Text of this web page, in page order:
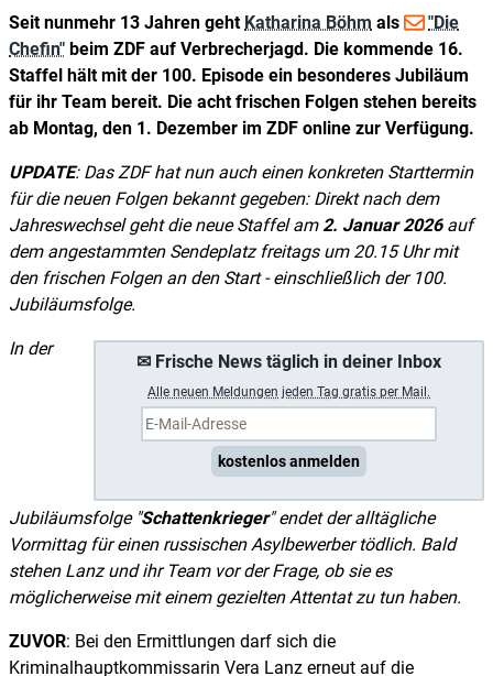
Seit nunmehr 13 Jahren geht Katharina Böhm als
"Die
Chefin" beim ZDF auf Verbrecherjagd. Die kommende 16.
Staffel hält mit der 100. Episode ein besonderes Jubiläum
für ihr Team bereit. Die acht frischen Folgen stehen bereits
ab Montag, den 1. Dezember im ZDF online zur Verfügung.
UPDATE: Das ZDF hat nun auch einen konkreten Starttermin
für die neuen Folgen bekannt gegeben: Direkt nach dem
Jahreswechsel geht die neue Staffel am 2. Januar 2026auf
dem angestammten Sendeplatz freitags um 20.15 Uhr mit
den frischen Folgen an den Start - einschließlich der 100.
Jubiläumsfolge.
✉ Frische News täglich in deiner Inbox
Alle neuen Meldungen jeden Tag gratis per Mail.
kostenlos anmelden
In der
Jubiläumsfolge "Schattenkrieger" endet der alltägliche
Vormittag für einen russischen Asylbewerber tödlich. Bald
stehen Lanz und ihr Team vor der Frage, ob sie es
möglicherweise mit einem gezielten Attentat zu tun haben.
ZUVOR: Bei den Ermittlungen darf sich die
Kriminalhauptkommissarin Vera Lanz erneut auf die